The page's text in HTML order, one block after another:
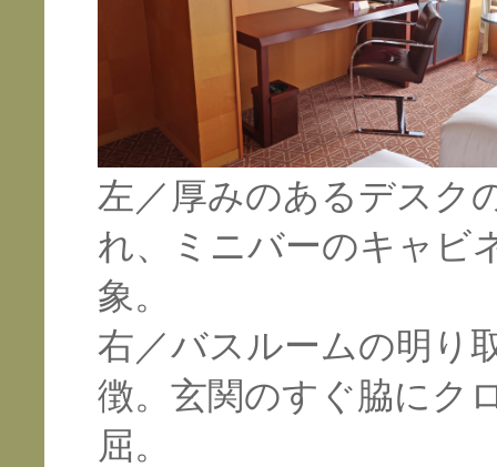
左／厚みのあるデスク
れ、ミニバーのキャビ
象。
右／バスルームの明り
徴。玄関のすぐ脇にク
屈。